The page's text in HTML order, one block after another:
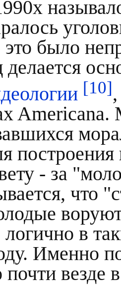
это было
[10]
- за
что
в
Именно
почти везде